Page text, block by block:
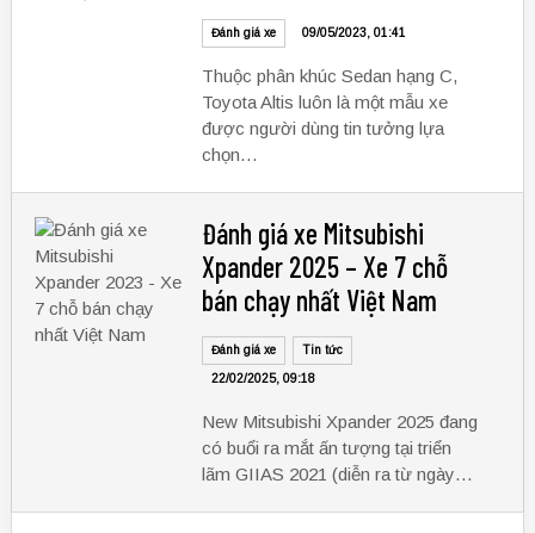
Đánh giá xe 09/05/2023, 01:41
Thuộc phân khúc Sedan hạng C,
Toyota Altis luôn là một mẫu xe
được người dùng tin tưởng lựa
chọn…
Đánh giá xe Mitsubishi
Xpander 2025 – Xe 7 chỗ
bán chạy nhất Việt Nam
Đánh giá xe Tin tức
22/02/2025, 09:18
New Mitsubishi Xpander 2025 đang
có buổi ra mắt ấn tượng tại triển
lãm GIIAS 2021 (diễn ra từ ngày…